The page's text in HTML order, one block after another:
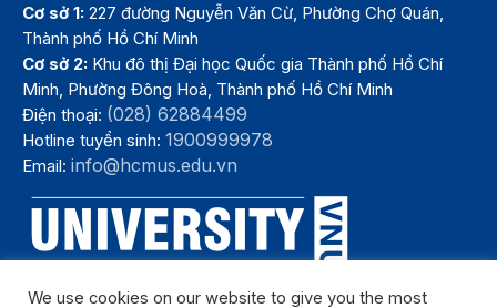
Cơ sở 1: 227 đường Nguyễn Văn Cừ, Phường Chợ Quán,
Thành phố Hồ Chí Minh
Cơ sở 2: Khu đô thị Đại học Quốc gia Thành phố Hồ Chí
Minh, Phường Đông Hoà, Thành phố Hồ Chí Minh
Điện thoại: (028) 62884499
Hotline tuyển sinh:1900999978
Email:info@hcmus.edu.vn
We use cookies on our website to give you the most